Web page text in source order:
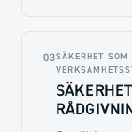
03SÄKERHET